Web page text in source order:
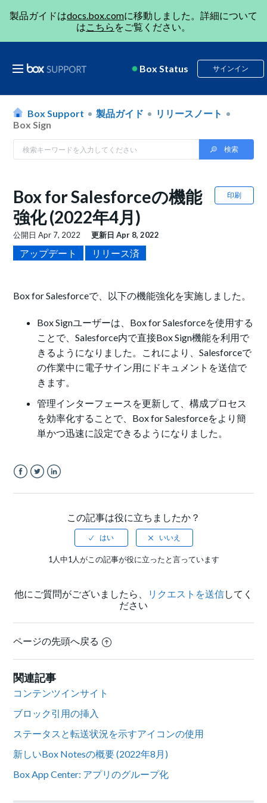
製品ガイドはdocs.box.comに移動しました。詳細について
はこちら をご覧ください。
Box Status サインイン
Box Support 製品ガイド
リリースノート
Box Sign
印刷
Box for Salesforceの機能
強化 (2022年4月)
公開日Apr 7, 2022 更新日Apr 8, 2022
アップデート リリース済
Box for Salesforceで、以下の機能強化を実施しました。
Box Signユーザーは、Box for Salesforceを使用する
ことで、Salesforce内で直接Box Sign機能を利用で
きるようになりました。これにより、Salesforceで
の作業中に電子サイン用にドキュメントを送信で
きます。
管理インターフェースを更新して、構成プロセス
を効率化することで、 Box for Salesforceをより簡
単かつ迅速に設定できるようになりました。
この記事は役に立ちましたか？
1人中1人がこの記事が役に立ったと言っています
他にご質問がございましたら、 リクエストを送信してく
ださい
ページの先頭へ戻る
関連記事
コンテンツインサイト
ブロック引用の挿入
ステータスと転送状況を示すアイコンの使用
新しいBox Notesの概要 (2022年8月)
Box App Center: アプリのグループ化